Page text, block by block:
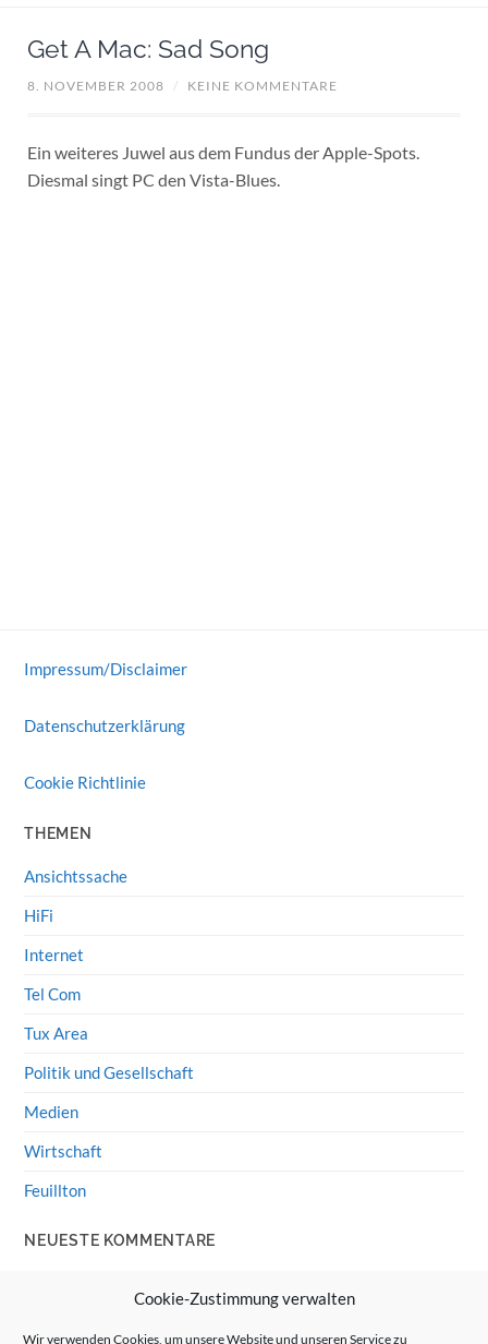
Cookie-Zustimmung verwalten
Wir verwenden Cookies, um unsere Website und unseren Service zu
Get A Mac: Sad Song
8. NOVEMBER 2008 / KEINE KOMMENTARE
Ein weiteres Juwel aus dem Fundus der Apple-Spots.
Diesmal singt PC den Vista-Blues.
Impressum/Disclaimer
Datenschutzerklärung
Cookie Richtlinie
THEMEN
Ansichtssache
HiFi
Internet
Tel Com
Tux Area
Politik und Gesellschaft
Medien
Wirtschaft
Feuillton
NEUESTE KOMMENTARE